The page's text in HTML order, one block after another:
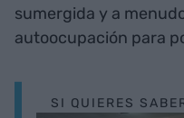
sumergida y a
autoocupación para
SI QUIERES